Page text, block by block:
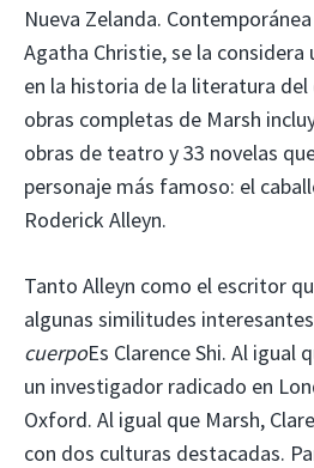
Nueva Zelanda.
Agatha Christie, se la
en la historia de la literatura
obras completas de Marsh
obras de teatro y 33 novelas
personaje más famoso: el
Roderick Alleyn.
Tanto Alleyn como el escritor
algunas similitudes
cuerpoEs Clarence Shi. Al igual
un investigador radicado en
Oxford. Al igual que Marsh,
con dos culturas destacadas.